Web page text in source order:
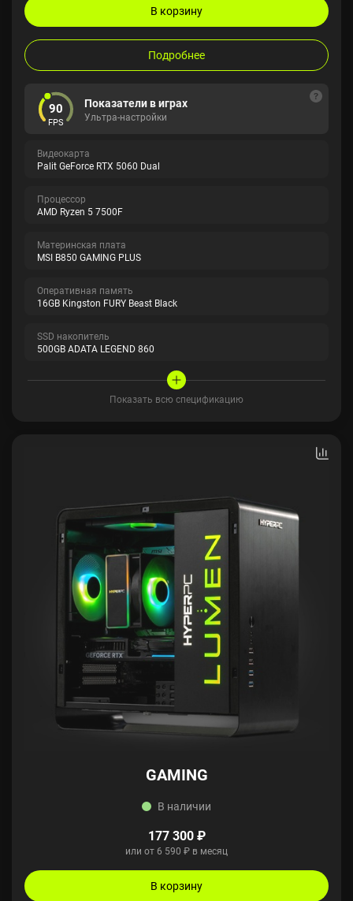
В корзину
Подробнее
90
FPS
Показатели в играх
Ультра-настройки
Видеокарта
Palit GeForce RTX 5060 Dual
Процессор
AMD Ryzen 5 7500F
Материнская плата
MSI B850 GAMING PLUS
Оперативная память
16GB Kingston FURY Beast Black
SSD накопитель
500GB ADATA LEGEND 860
Показать всю спецификацию
GAMING
В наличии
177 300 ₽
или от 6 590 ₽ в месяц
В корзину